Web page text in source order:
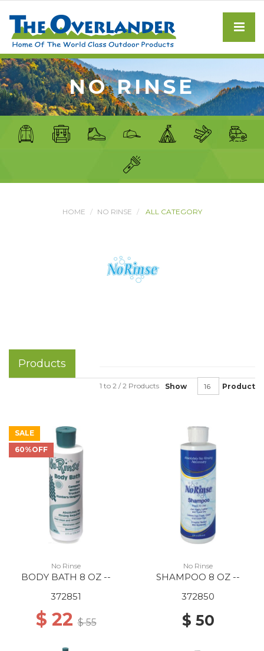
NO RINSE
HOME NO RINSE ALL CATEGORY
Products
Show Product
1 to 2 / 2 Products
SALE
60%OFF
No Rinse
BODY BATH 8 OZ --
372851
$ 22$ 55
No Rinse
SHAMPOO 8 OZ --
372850
$ 50